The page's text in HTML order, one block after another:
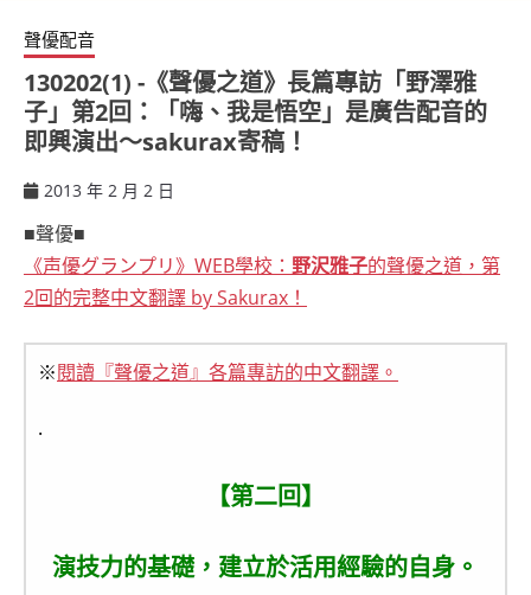
聲優配音
130202(1) -《聲優之道》長篇專訪「野澤雅
子」第2回：「嗨、我是悟空」是廣告配音的
即興演出～sakurax寄稿！
2013 年 2 月 2 日
■聲優■
《声優グランプリ》WEB學校： 野沢雅子的聲優之道，第
2回的完整中文翻譯 by Sakurax！
※閱讀『聲優之道』各篇專訪的中文翻譯。
.
【第二回】
演技力的基礎，建立於活用經驗的自身。